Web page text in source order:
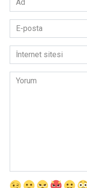
*
posta
*İnternet
sitesi
Yorum